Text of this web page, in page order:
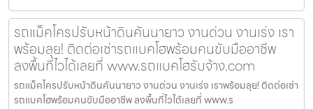
รถแม็คโครปรับหน้าดินคันนายาว งานด่วน งานเร่ง เรา
พร้อมลุย! ติดต่อเช่ารถแบคโฮพร้อมคนขับมืออาชีพ
ลงพื้นที่ไวได้เลยที่ www.รถแบคโฮรับจ้าง.com
รถแม็คโครปรับหน้าดินคันนายาว งานด่วน งานเร่ง เราพร้อมลุย! ติดต่อเช่า
รถแบคโฮพร้อมคนขับมืออาชีพ ลงพื้นที่ไวได้เลยที่ www.ร